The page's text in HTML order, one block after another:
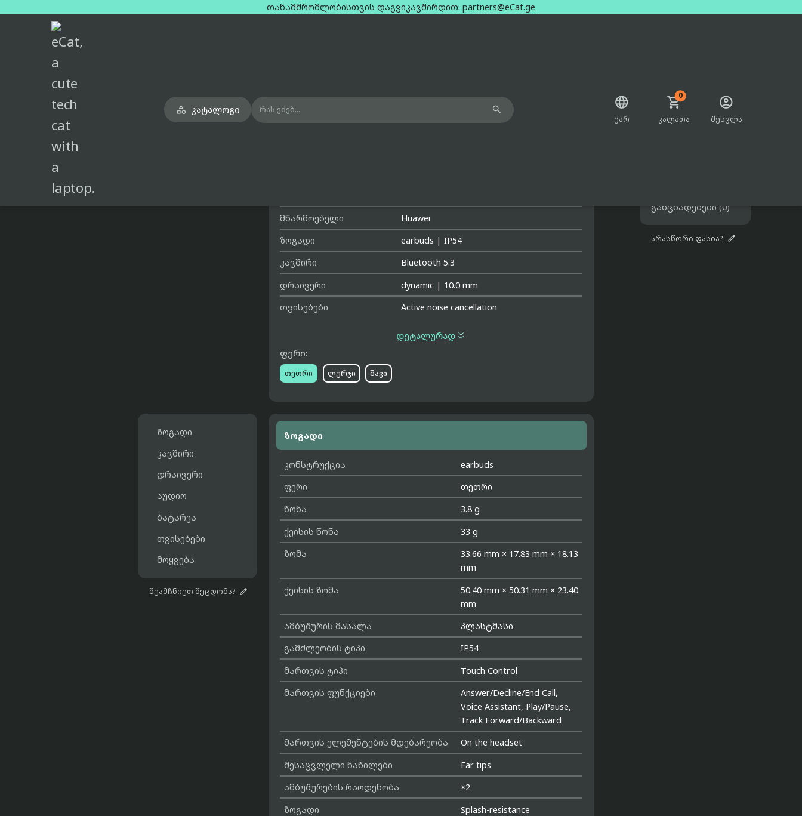
თანამშრომლობისთვის დაგვიკავშირდით: partners@eCat.ge
 კატალოგი  
ქარ
0

კალათა

შესვლა
მთავარი
 
მწარმოებელი
Huawei
ზოგადი
earbuds |IP54
კავშირი
Bluetooth 5.3
დრაივერი
dynamic | 10.0 mm
თვისებები
Active noise cancellation
დეტალურად
ფერი:
თეთრი ლურჯი შავი
განცხადებები (0)
არასწორი ფასია? 
ზოგადი
კავშირი
დრაივერი
აუდიო
ბატარეა
თვისებები
მოყვება
შეამჩნიეთ შეცდომა? 
ზოგადი
კონსტრუქცია
earbuds
ფერი
თეთრი
წონა
3.8 g
ქეისის წონა
33 g
ზომა
33.66 mm × 17.83 mm × 18.13
mm
ქეისის ზომა
50.40 mm × 50.31 mm × 23.40
mm
ამბუშურის მასალა
პლასტმასი
გამძლეობის ტიპი
IP54
მართვის ტიპი
Touch Control
მართვის ფუნქციები
Answer/Decline/End Call,
Voice Assistant, Play/Pause,
Track Forward/Backward
მართვის ელემენტების მდებარეობა
On the headset
შესაცვლელი ნაწილები
Ear tips
ამბუშურების რაოდენობა
×2
ზოგადი
Splash-resistance